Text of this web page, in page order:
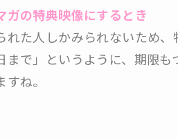
ガの特典映像にするとき
れた人しかみられないため
で」というように、期限も
ね。